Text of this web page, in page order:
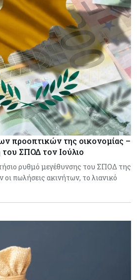
προοπτικών της οικονομίας –
ΣΠΟΔ τον Ιούλιο
ρυθμό μεγέθυνσης του ΣΠΟΔ της
οι πωλήσεις ακινήτων, το λιανικό